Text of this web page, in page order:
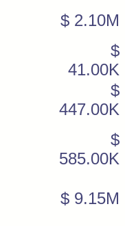
$ 2.10M
$
41.00K
$
447.00K
$
585.00K
$ 9.15M